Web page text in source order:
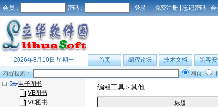
会员： 密码： 免费注册 | 忘记密码 | 会
2026年8月10日 星期一 首页 编程论坛 技术文档
黑客安
内容搜索：
网页
电子图书
VB图书
VC图书
编程工具 > 其他
标题